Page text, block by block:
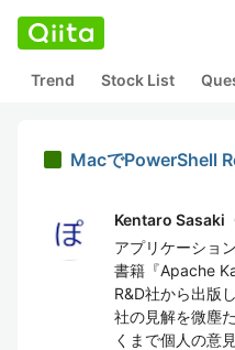
Trend Stock List
MacでPowerShell
Kentaro Sasaki
アプリケーショ
書籍『Apache
R&D社から出版
社の見解を微塵
くまで個人の意